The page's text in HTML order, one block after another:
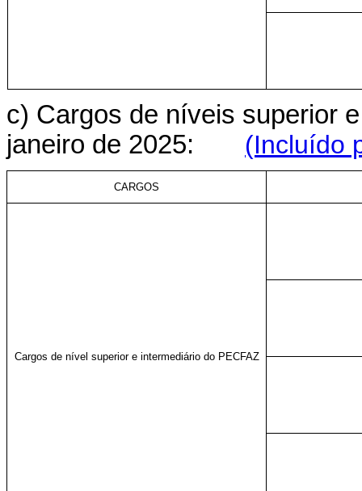
c) Cargos de níveis superior
janeiro de 2025: (Incluído
CARGOS
Cargos de nível superior e intermediário do PECFAZ